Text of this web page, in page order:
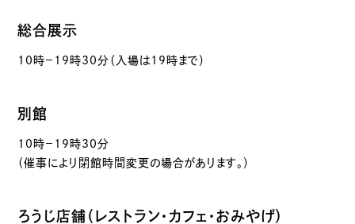
総合展示
10時－19時30分（入場は19時まで）
別館
10時－19時30分
（催事により閉館時間変更の場合があります。）
ろうじ店舗（レストラン・カフェ・おみやげ）